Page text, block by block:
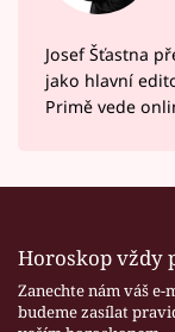
Josef Šťastna
jako hlavní
Primě vede
Horoskop vždy
Zanechte nám váš e-
budeme zasílat